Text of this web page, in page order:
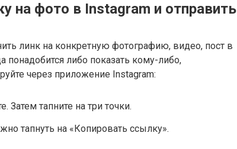
на фото в Instagram и отправить
линк на конкретную фотографию, видео, пост в
понадобится либо показать кому-либо,
через приложение Instagram:
Затем тапните на три точки.
тапнуть на «Копировать ссылку».